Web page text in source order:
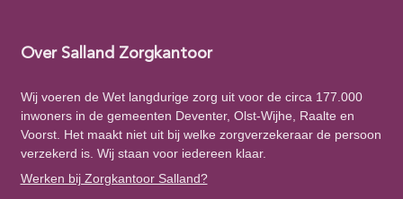
Over Salland Zorgkantoor
Wij voeren de Wet langdurige zorg uit voor de circa 177.000
inwoners in de gemeenten Deventer, Olst-Wijhe, Raalte en
Voorst. Het maakt niet uit bij welke zorgverzekeraar de persoon
verzekerd is. Wij staan voor iedereen klaar.
Werken bij Zorgkantoor Salland?